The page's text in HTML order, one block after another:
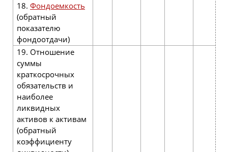
18. Фондоемкость
(обратный
показателю
фондоотдачи)
19. Отношение
суммы
краткосрочных
обязательств и
наибо­лее
ликвидных
активов к активам
(обратный
коэффициенту